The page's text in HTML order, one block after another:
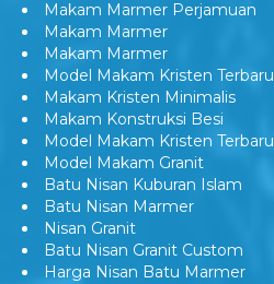
Makam Marmer Perjamuan
Makam Marmer
Makam Marmer
Model Makam Kristen Terbaru
Makam Kristen Minimalis
Makam Konstruksi Besi
Model Makam Kristen Terbaru
Model Makam Granit
Batu Nisan Kuburan Islam
Batu Nisan Marmer
Nisan Granit
Batu Nisan Granit Custom
Harga Nisan Batu Marmer